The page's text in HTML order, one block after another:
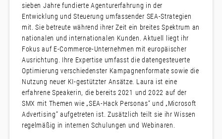
sieben Jahre fundierte Agenturerfahrung in der
Entwicklung und Steuerung umfassender SEA-Strategien
mit. Sie betreute während ihrer Zeit ein breites Spektrum an
nationalen und internationalen Kunden. Aktuell liegt ihr
Fokus auf E-Commerce-Unternehmen mit europäischer
Ausrichtung. Ihre Expertise umfasst die datengesteuerte
Optimierung verschiedenster Kampagnenformate sowie die
Nutzung neuer KI-gestützter Ansätze. Laura ist eine
erfahrene Speakerin, die bereits 2021 und 2022 auf der
SMX mit Themen wie „SEA-Hack Personas“ und „Microsoft
Advertising“ aufgetreten ist. Zusätzlich teilt sie ihr Wissen
regelmäßig in internen Schulungen und Webinaren.